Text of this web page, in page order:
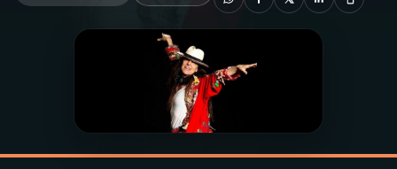
PROGRAMAÇÃO
05PODCASTS